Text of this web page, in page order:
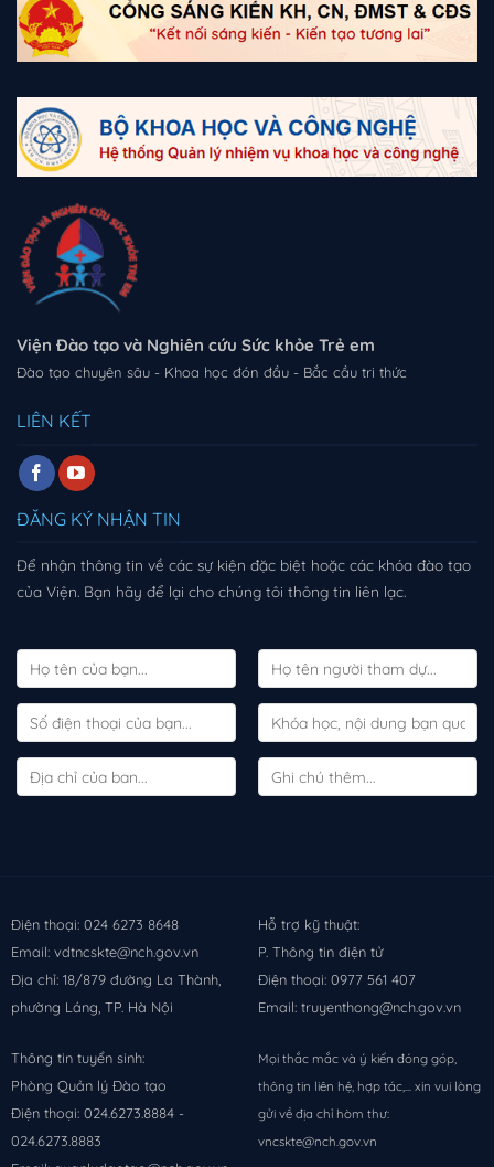
Viện Đào tạo và Nghiên cứu Sức khỏe Trẻ em
Đào tạo chuyên sâu - Khoa học đón đầu - Bắc cầu tri thức
LIÊN KẾT
ĐĂNG KÝ NHẬN TIN
Để nhận thông tin về các sự kiện đặc biệt hoặc các khóa đào tạo
của Viện. Bạn hãy để lại cho chúng tôi thông tin liên lạc.
Điện thoại: 024 6273 8648
Email: vdtncskte@nch.gov.vn
Địa chỉ: 18/879 đường La Thành,
phường Láng, TP. Hà Nội
Hỗ trợ kỹ thuật:
P. Thông tin điện tử
Điện thoại: 0977 561 407
Email: truyenthong@nch.gov.vn
Thông tin tuyển sinh:
Phòng Quản lý Đào tạo
Điện thoại: 024.6273.8884 -
024.6273.8883
Mọi thắc mắc và ý kiến đóng góp,
thông tin liên hệ, hợp tác,... xin vui lòng
gửi về địa chỉ hòm thư:
vncskte@nch.gov.vn